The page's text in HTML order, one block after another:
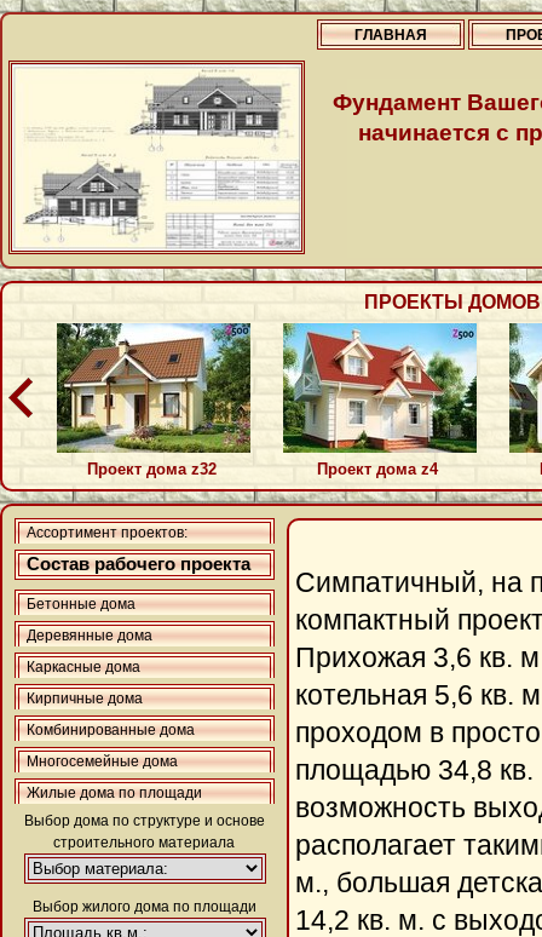
ГЛАВНАЯ
Фундамент
начинается с
ПРОЕКТЫ ДОМОВ
Проект дома z32 Проект дома z4
Симпатичный, на
компактный
Прихожая 3,6 кв.
котельная 5,6 кв.
проходом в
площадью 34,8 кв.
возможность
располагает
м., большая
14,2 кв. м. с
Ассортимент проектов:
Состав рабочего проекта
Бетонные дома
Деревянные дома
Каркасные дома
Кирпичные дома
Комбинированные дома
Многосемейные дома
Жилые дома по площади
Выбор дома по структуре и основе
строительного материала
Выбор жилого дома по площади